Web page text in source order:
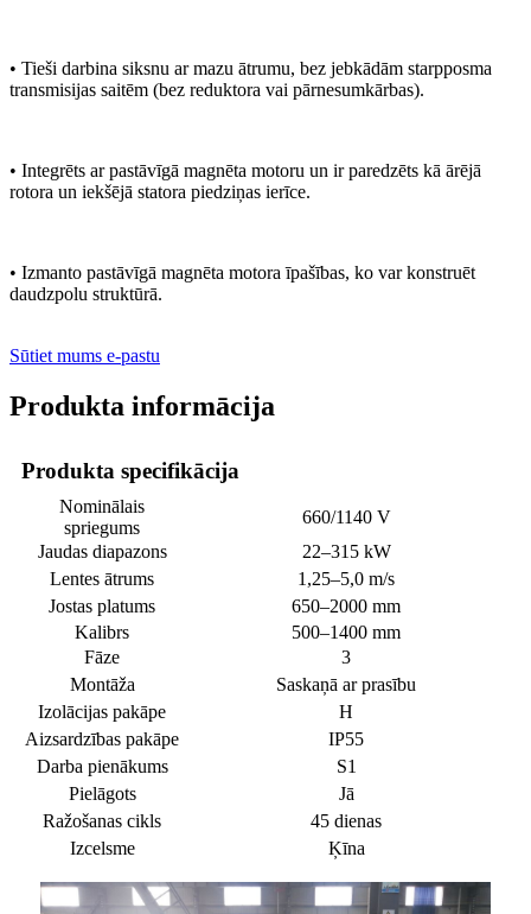
• Tieši darbina siksnu ar mazu ātrumu, bez jebkādām starpposma
transmisijas saitēm (bez reduktora vai pārnesumkārbas).
• Integrēts ar pastāvīgā magnēta motoru un ir paredzēts kā ārējā
rotora un iekšējā statora piedziņas ierīce.
• Izmanto pastāvīgā magnēta motora īpašības, ko var konstruēt
daudzpolu struktūrā.
Sūtiet mums e-pastu
Produkta informācija
Produkta specifikācija
Nominālais
spriegums
660/1140 V
Jaudas diapazons
22–315 kW
Lentes ātrums
1,25–5,0 m/s
Jostas platums
650–2000 mm
Kalibrs
500–1400 mm
Fāze
3
Montāža
Saskaņā ar prasību
Izolācijas pakāpe
H
Aizsardzības pakāpe
IP55
Darba pienākums
S1
Pielāgots
Jā
Ražošanas cikls
45 dienas
Izcelsme
Ķīna